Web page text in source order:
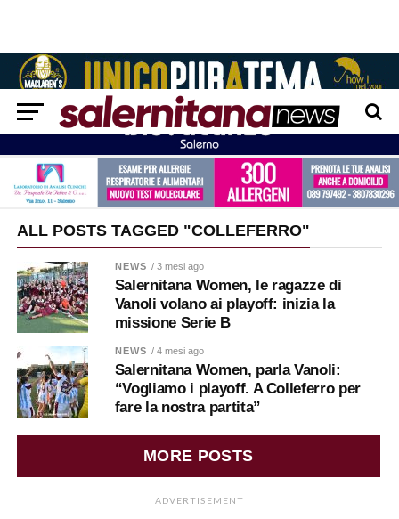
ALL POSTS TAGGED "COLLEFERRO"
NEWS / 3 mesi ago
Salernitana Women, le ragazze di
Vanoli volano ai playoff: inizia la
missione Serie B
NEWS / 4 mesi ago
Salernitana Women, parla Vanoli:
“Vogliamo i playoff. A Colleferro per
fare la nostra partita”
MORE POSTS
ADVERTISEMENT